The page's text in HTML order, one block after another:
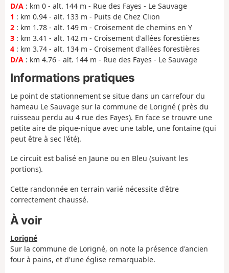
D/A : km 0 - alt. 144 m - Rue des Fayes - Le Sauvage
1 : km 0.94 - alt. 133 m - Puits de Chez Clion
2 : km 1.78 - alt. 149 m - Croisement de chemins en Y
3 : km 3.41 - alt. 142 m - Croisement d'allées forestières
4 : km 3.74 - alt. 134 m - Croisement d'allées forestières
D/A : km 4.76 - alt. 144 m - Rue des Fayes - Le Sauvage
Informations pratiques
Le point de stationnement se situe dans un carrefour du
hameau Le Sauvage sur la commune de Lorigné ( près du
ruisseau perdu au 4 rue des Fayes). En face se trouvre une
petite aire de pique-nique avec une table, une fontaine (qui
peut être à sec l'été).
Le circuit est balisé en Jaune ou en Bleu (suivant les
portions).
Cette randonnée en terrain varié nécessite d'être
correctement chaussé.
À voir
Lorigné
Sur la commune de Lorigné, on note la présence d'ancien
four à pains, et d'une église remarquable.